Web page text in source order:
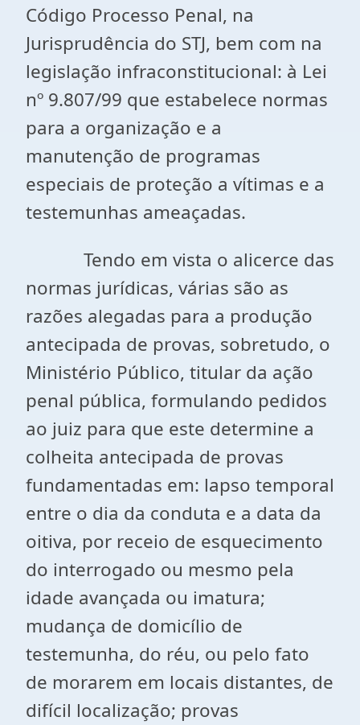
Código Processo Penal, na
Jurisprudência do STJ, bem com na
legislação infraconstitucional: à Lei
nº 9.807/99 que estabelece normas
para a organização e a
manutenção de programas
especiais de proteção a vítimas e a
testemunhas ameaçadas.
Tendo em vista o alicerce das
normas jurídicas, várias são as
razões alegadas para a produção
antecipada de provas, sobretudo, o
Ministério Público, titular da ação
penal pública, formulando pedidos
ao juiz para que este determine a
colheita antecipada de provas
fundamentadas em: lapso temporal
entre o dia da conduta e a data da
oitiva, por receio de esquecimento
do interrogado ou mesmo pela
idade avançada ou imatura;
mudança de domicílio de
testemunha, do réu, ou pelo fato
de morarem em locais distantes, de
difícil localização; provas